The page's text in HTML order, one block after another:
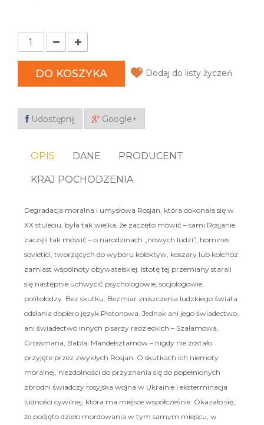
DO KOSZYKA Dodaj do listy życzeń
Udostępnij Google+
OPIS DANE PRODUCENT
KRAJ POCHODZENIA
Degradacja moralna i umysłowa Rosjan, która dokonała się w
XX stuleciu, była tak wielka, że zaczęto mówić – sami Rosjanie
zaczęli tak mówić – o narodzinach „nowych ludzi”, homines
sovietici, tworzących do wyboru kolektyw, koszary lub kołchoz
zamiast wspólnoty obywatelskiej. Istotę tej przemiany starali
się następnie uchwycić psychologowie, socjologowie,
politolodzy. Bez skutku. Bezmiar zniszczenia ludzkiego świata
odsłania dopiero język Płatonowa. Jednak ani jego świadectwo,
ani świadectwo innych pisarzy radzieckich – Szałamowa,
Grossmana, Babla, Mandelsztamów – nigdy nie zostało
przyjęte przez zwykłych Rosjan. O skutkach ich niemoty
moralnej, niezdolności do przyznania się do popełnionych
zbrodni świadczy rosyjska wojna w Ukrainie i eksterminacja
ludności cywilnej, która ma miejsce współcześnie. Okazało się,
że podjęto dzieło mordowania w tym samym miejscu, w